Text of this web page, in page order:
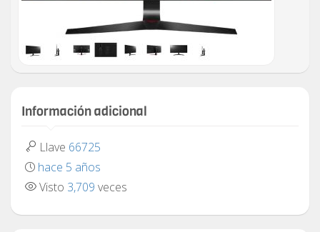
Información adicional
Llave 66725
hace 5 años
Visto 3,709 veces